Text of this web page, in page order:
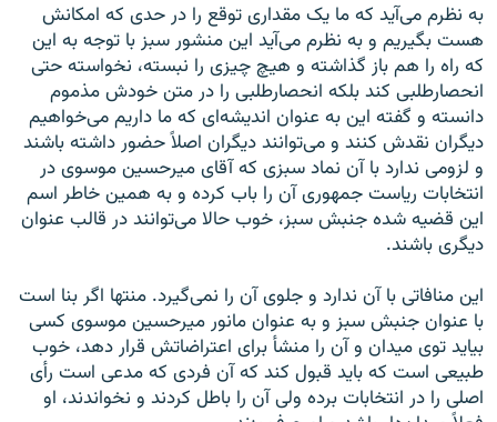
به نظرم می‌آید که ما یک مقداری توقع را در حدی که امکانش
هست بگیریم و به نظرم می‌آید این منشور سبز با توجه به این
که راه را هم باز گذاشته و هیچ چیزی را نبسته، نخواسته حتی
انحصارطلبی کند بلکه انحصارطلبی را در متن خودش مذموم
دانسته و گفته این به عنوان اندیشه‌ای که ما داریم می‌خواهیم
دیگران نقدش کنند و می‌توانند دیگران اصلاً حضور داشته باشند
و لزومی ندارد با آن نماد سبزی که آقای میرحسین موسوی در
انتخابات ریاست جمهوری آن را باب کرده و به همین خاطر اسم
این قضیه شده جنبش سبز، خوب حالا می‌توانند در قالب عنوان
دیگری باشند.
این منافاتی با آن ندارد و جلوی آن را نمی‌گیرد. منتها اگر بنا است
با عنوان جنبش سبز و به عنوان مانور میرحسین موسوی کسی
بیاید توی میدان و آن را منشأ برای اعتراضاتش قرار دهد، خوب
طبیعی است که باید قبول کند که آن فردی که مدعی است رأی
اصلی را در انتخابات برده ولی آن را باطل کردند و نخواندند، او